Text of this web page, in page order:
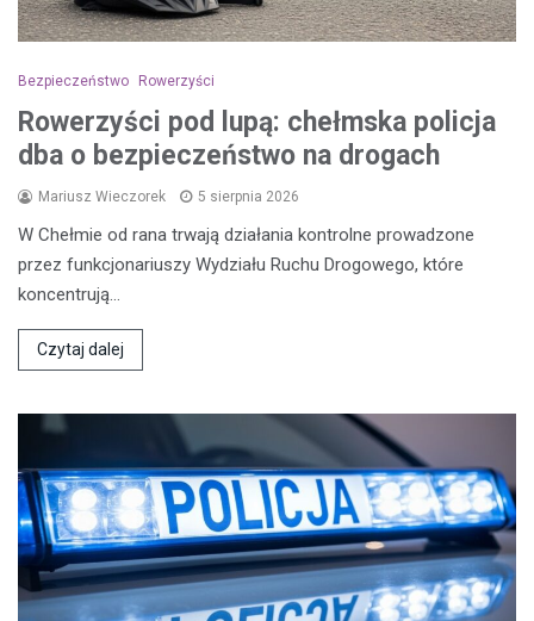
Bezpieczeństwo Rowerzyści
Rowerzyści pod lupą: chełmska policja
dba o bezpieczeństwo na drogach
Mariusz Wieczorek 5 sierpnia 2026
W Chełmie od rana trwają działania kontrolne prowadzone
przez funkcjonariuszy Wydziału Ruchu Drogowego, które
koncentrują…
Czytaj dalej